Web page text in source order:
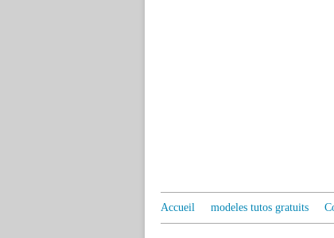
Accueil modeles tutos gratuits